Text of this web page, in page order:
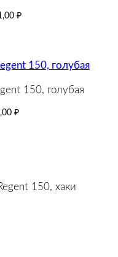
₽
150, голубая
₽
150, хаки